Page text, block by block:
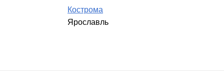
Кострома
Ярославль